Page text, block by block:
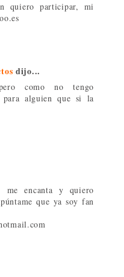
quiero participar, mi
dijo...
como no tengo
alguien que si la
me encanta y quiero
que ya soy fan